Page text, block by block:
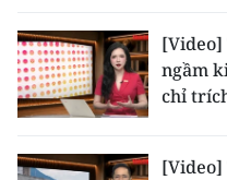
CÁC CHUYÊN TRANG
[Video]
ngầm
chỉ
[Video]